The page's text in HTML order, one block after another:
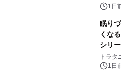
1日
眠り
くな
シリ
トラタ
1日